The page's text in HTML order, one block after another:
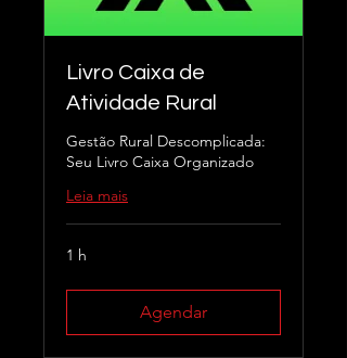
Livro Caixa de
Atividade Rural
Gestão Rural Descomplicada:
Seu Livro Caixa Organizado
Leia mais
1 h
Agendar